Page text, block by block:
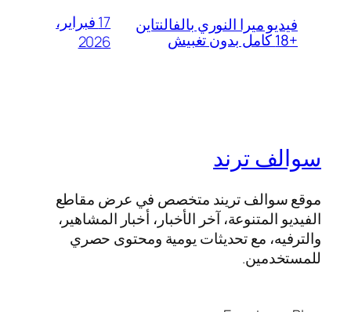
فيديو ميرا النوري بالفالنتاين
+18 كامل بدون تغبيش
17 فبراير،
2026
سوالف ترند
موقع سوالف تريند متخصص في عرض مقاطع
الفيديو المتنوعة، آخر الأخبار، أخبار المشاهير،
والترفيه، مع تحديثات يومية ومحتوى حصري
للمستخدمين.